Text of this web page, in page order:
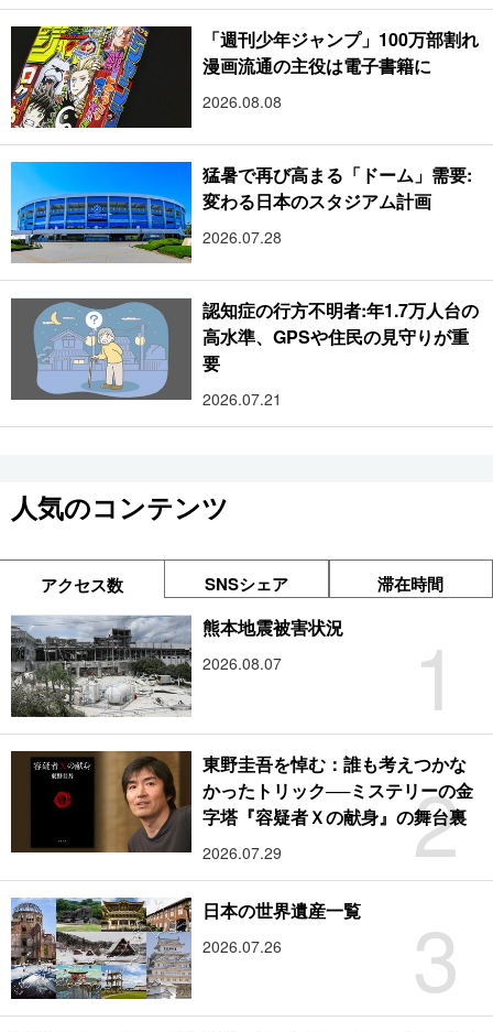
「週刊少年ジャンプ」100万部割れ
漫画流通の主役は電子書籍に
2026.08.08
猛暑で再び高まる「ドーム」需要:
変わる日本のスタジアム計画
2026.07.28
認知症の行方不明者:年1.7万人台の
高水準、GPSや住民の見守りが重
要
2026.07.21
人気のコンテンツ
アクセス数 SNSシェア 滞在時間
1
熊本地震被害状況
2026.08.07
2
東野圭吾を悼む：誰も考えつかな
かったトリック──ミステリーの金
字塔『容疑者Ｘの献身』の舞台裏
2026.07.29
3
日本の世界遺産一覧
2026.07.26